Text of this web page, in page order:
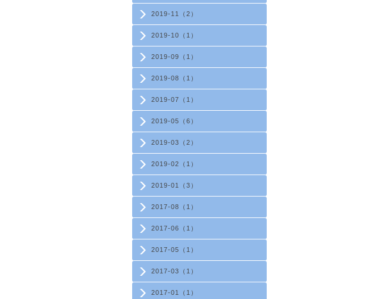
2019-11（2）
2019-10（1）
2019-09（1）
2019-08（1）
2019-07（1）
2019-05（6）
2019-03（2）
2019-02（1）
2019-01（3）
2017-08（1）
2017-06（1）
2017-05（1）
2017-03（1）
2017-01（1）